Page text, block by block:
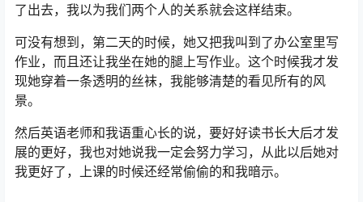
了出去，我以为我们两个人的关系就会这样结束。
可没有想到，第二天的时候，她又把我叫到了办公室里写
作业，而且还让我坐在她的腿上写作业。这个时候我才发
现她穿着一条透明的丝袜，我能够清楚的看见所有的风
景。
然后英语老师和我语重心长的说，要好好读书长大后才发
展的更好，我也对她说我一定会努力学习，从此以后她对
我更好了，上课的时候还经常偷偷的和我暗示。